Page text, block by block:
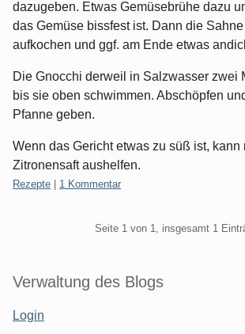
dazugeben. Etwas Gemüsebrühe dazu
das Gemüse bissfest ist. Dann die
aufkochen und ggf. am Ende etwas
Die Gnocchi derweil in Salzwasser zwei
bis sie oben schwimmen. Abschöpfen
Pfanne geben.
Wenn das Gericht etwas zu süß ist, kann
Zitronensaft aushelfen.
Kategorien:
Rezepte 1 Kommentar
Seite 1 von 1, insgesamt 1
Seitenleiste
Verwaltung des Blogs
Login